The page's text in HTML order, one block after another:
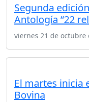
Segunda
Antología “22
viernes 21 de octubre
El martes inicia
Bovina